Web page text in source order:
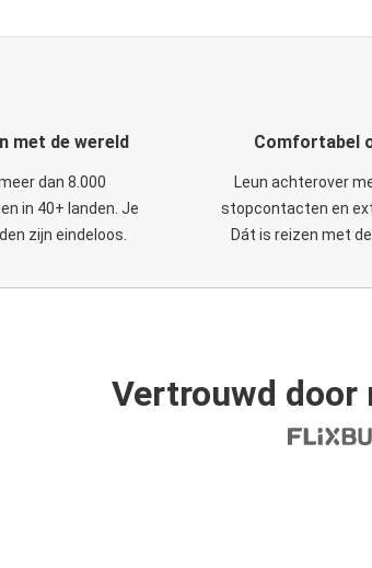
met de wereld
dan 8.000
in 40+ landen. Je
zijn eindeloos.
Comfortabel
Leun achterover
stopcontacten en
Dát is reizen met
Vertrouwd door